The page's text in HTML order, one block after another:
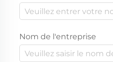
Nom de l'entreprise